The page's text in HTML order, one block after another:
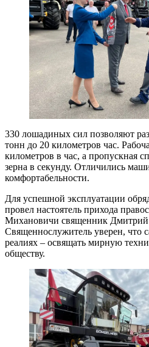
330 лошадиных сил позволяют
тонн до 20 километров час.
километров в час, а пропускная
зерна в секунду. Отличились
комфортабельности.
Для успешной эксплуатации
провел настоятель прихода
Михановичи священник Дмитрий
Священнослужитель уверен, что
реалиях – освящать мирную
обществу.